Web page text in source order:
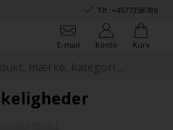
Tlf.:+4577358786
E-mail Konto Kurv